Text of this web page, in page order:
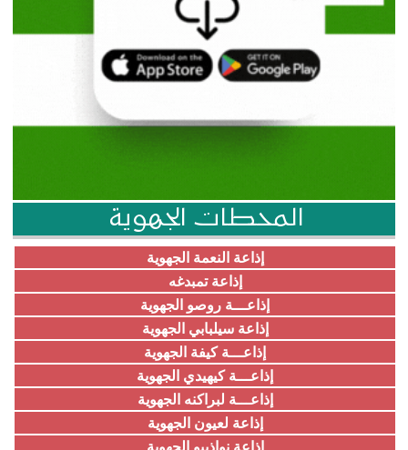
المحطات الجهوية
إذاعة النعمة الجهوية
إذاعة تمبدغه
إذاعـــة روصو الجهوية
إذاعة سيلبابي الجهوية
إذاعـــة كيفة الجهوية
إذاعـــة كيهيدي الجهوية
إذاعـــة لبراكنه الجهوية
إذاعة لعيون الجهوية